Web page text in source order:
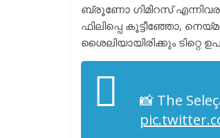
ബ്രൂണോ ഗിമിറസ്
ഫിലിപ്പെ കൂട്ടീഞ്ഞോ,
ശൈലിയായിരിക്കും ടിറ്റെ
📸 The